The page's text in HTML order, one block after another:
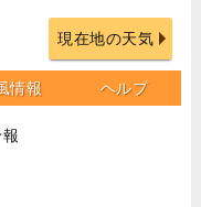
現在地の天気
情報 ヘルプ